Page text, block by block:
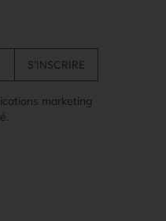
marketing